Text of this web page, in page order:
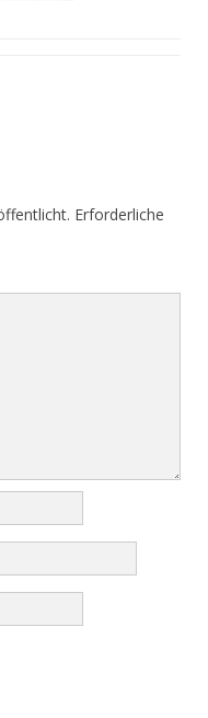
Erforderliche